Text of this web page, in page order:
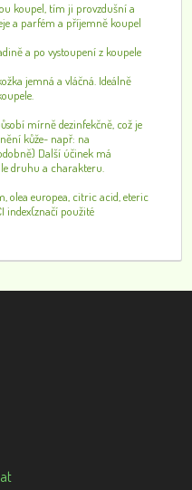
koupel, tím ji provzdušní a
a parfém a příjemně koupel
a po vystoupení z koupele
jemná a vláčná. Ideálně
mírně dezinfekčně, což je
kůže- např: na
Další účinek má
druhu a charakteru.
olea europea, citric acid, eteric
index(značí použité